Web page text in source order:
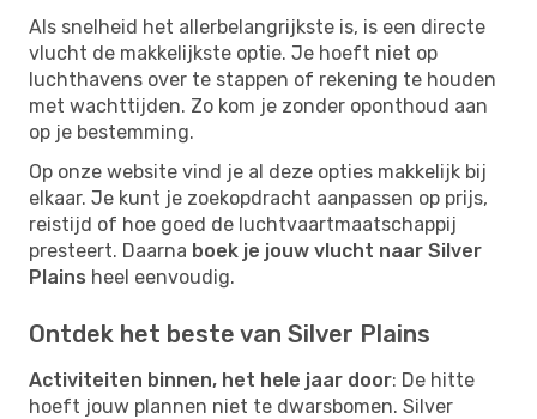
Als snelheid het allerbelangrijkste is, is een directe
vlucht de makkelijkste optie. Je hoeft niet op
luchthavens over te stappen of rekening te houden
met wachttijden. Zo kom je zonder oponthoud aan
op je bestemming.
Op onze website vind je al deze opties makkelijk bij
elkaar. Je kunt je zoekopdracht aanpassen op prijs,
reistijd of hoe goed de luchtvaartmaatschappij
presteert. Daarna boek je jouw vlucht naar Silver
Plains heel eenvoudig.
Ontdek het beste van Silver Plains
Activiteiten binnen, het hele jaar door: De hitte
hoeft jouw plannen niet te dwarsbomen. Silver